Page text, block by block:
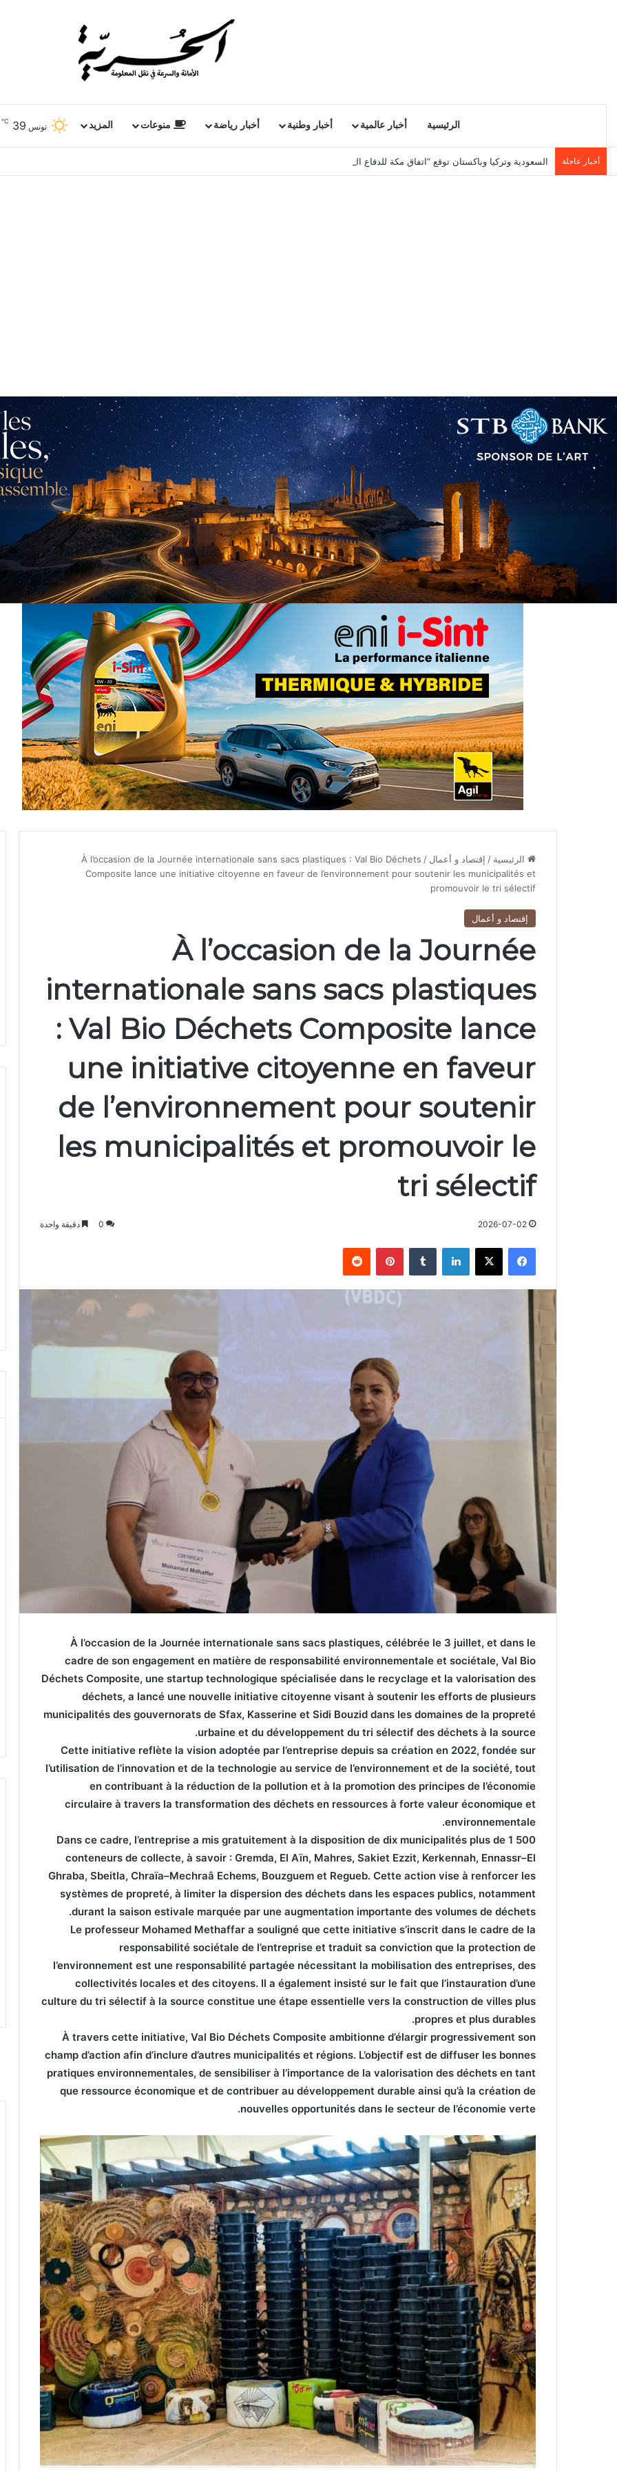
الرئيسية أخبار عالمية أخبار وطنية أخبار رياضة منوعات المزيد تونس 39
℃
أخبار عاجلة السعودية وتركيا وباكستان توقع “اتفاق مكة للدفاع المشترك”
الرئيسية / إقتصاد و أعمال /
À l’occasion de la Journée internationale sans sacs plastiques : Val Bio Déchets
Composite lance une initiative citoyenne en faveur de l’environnement pour soutenir les municipalités et
promouvoir le tri sélectif
إقتصاد و أعمال
À l’occasion de la Journée
internationale sans sacs plastiques
: Val Bio Déchets Composite lance
une initiative citoyenne en faveur
de l’environnement pour soutenir
les municipalités et promouvoir le
tri sélectif
2026-07-02
0 دقيقة واحدة
فيسبوك X لينكدإن بينتيريست
À l’occasion de la Journée internationale sans sacs plastiques, célébrée le 3 juillet, et dans le
cadre de son engagement en matière de responsabilité environnementale et sociétale, Val Bio
Déchets Composite, une startup technologique spécialisée dans le recyclage et la valorisation des
déchets, a lancé une nouvelle initiative citoyenne visant à soutenir les efforts de plusieurs
municipalités des gouvernorats de Sfax, Kasserine et Sidi Bouzid dans les domaines de la propreté
urbaine et du développement du tri sélectif des déchets à la source.
Cette initiative reflète la vision adoptée par l’entreprise depuis sa création en 2022, fondée sur
l’utilisation de l’innovation et de la technologie au service de l’environnement et de la société, tout
en contribuant à la réduction de la pollution et à la promotion des principes de l’économie
circulaire à travers la transformation des déchets en ressources à forte valeur économique et
environnementale.
Dans ce cadre, l’entreprise a mis gratuitement à la disposition de dix municipalités plus de 1 500
conteneurs de collecte, à savoir : Gremda, El Aïn, Mahres, Sakiet Ezzit, Kerkennah, Ennassr–El
Ghraba, Sbeitla, Chraïa–Mechraâ Echems, Bouzguem et Regueb. Cette action vise à renforcer les
systèmes de propreté, à limiter la dispersion des déchets dans les espaces publics, notamment
durant la saison estivale marquée par une augmentation importante des volumes de déchets.
Le professeur Mohamed Methaffar a souligné que cette initiative s’inscrit dans le cadre de la
responsabilité sociétale de l’entreprise et traduit sa conviction que la protection de
l’environnement est une responsabilité partagée nécessitant la mobilisation des entreprises, des
collectivités locales et des citoyens. Il a également insisté sur le fait que l’instauration d’une
culture du tri sélectif à la source constitue une étape essentielle vers la construction de villes plus
propres et plus durables.
À travers cette initiative, Val Bio Déchets Composite ambitionne d’élargir progressivement son
champ d’action afin d’inclure d’autres municipalités et régions. L’objectif est de diffuser les bonnes
pratiques environnementales, de sensibiliser à l’importance de la valorisation des déchets en tant
que ressource économique et de contribuer au développement durable ainsi qu’à la création de
nouvelles opportunités dans le secteur de l’économie verte.